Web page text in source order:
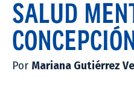
SALUD
Por Mariana Gutiérrez